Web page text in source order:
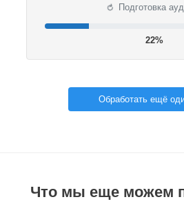
⟳ Подготовка
22%
Обработать ещё
Что мы еще можем